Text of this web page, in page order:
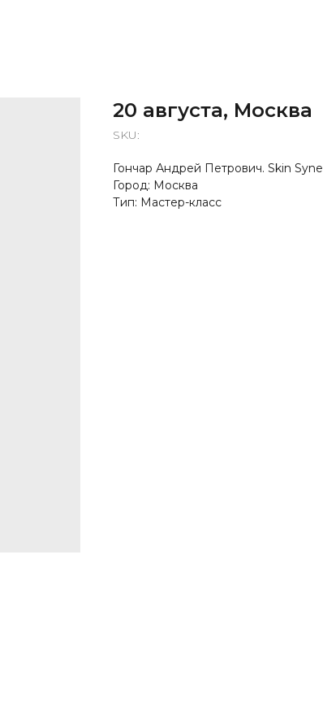
20 августа, Москва
SKU:
Гончар Андрей Петрович. Skin
Город: Москва
Тип: Мастер-класс